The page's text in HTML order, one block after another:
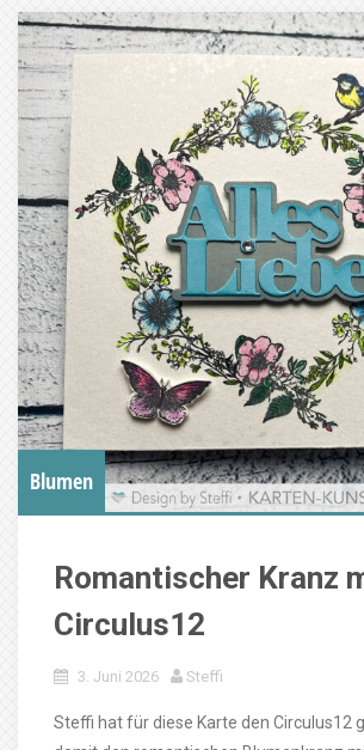
Blumen
Romantischer Kranz
Circulus12
3. Juni 2026 Steffi
Steffi hat für diese Karte den Circulus12